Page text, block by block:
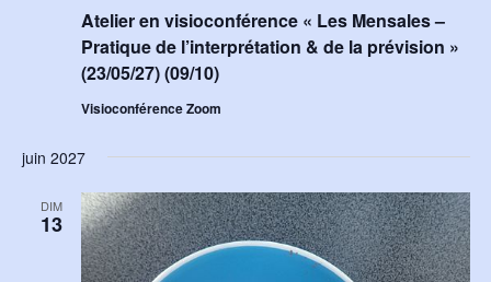
Atelier en visioconférence « Les Mensales –
Pratique de l’interprétation & de la prévision »
(23/05/27) (09/10)
Visioconférence Zoom
juin 2027
DIM
13